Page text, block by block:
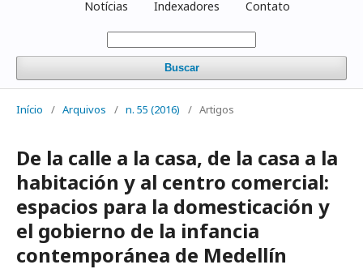
Notícias Indexadores Contato
Buscar
Início / Arquivos / n. 55 (2016) / Artigos
De la calle a la casa, de la casa a la
habitación y al centro comercial:
espacios para la domesticación y
el gobierno de la infancia
contemporánea de Medellín